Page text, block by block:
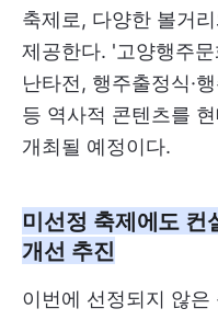
축제로, 다양한 볼거
제공한다. '고양행주
난타전, 행주출정식·
등 역사적 콘텐츠를
개최될 예정이다.
미선정 축제에도
개선 추진
이번에 선정되지 않